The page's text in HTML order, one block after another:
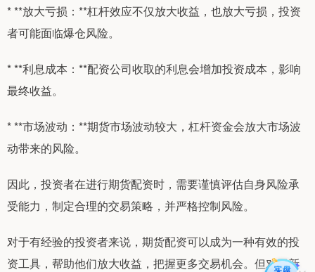
* **放大亏损：**杠杆效应不仅放大收益，也放大亏损，投资
者可能面临爆仓风险。
* **利息成本：**配资公司收取的利息会增加投资成本，影响
最终收益。
* **市场波动：**期货市场波动较大，杠杆资金会放大市场波
动带来的风险。
因此，投资者在进行期货配资时，需要谨慎评估自身风险承
受能力，制定合理的交易策略，并严格控制风险。
对于有经验的投资者来说，期货配资可以成为一种有效的投
资工具，帮助他们放大收益，把握更多交易机会。但对于新